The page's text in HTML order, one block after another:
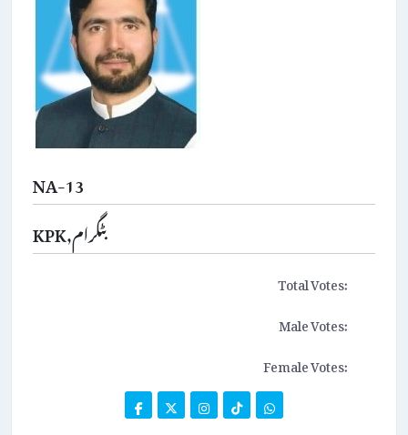
NA-13
KPK,بٹگرام
Total Votes:
Male Votes:
Female Votes: